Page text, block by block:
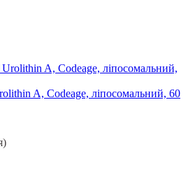
A, Codeage, ліпосомальний, 60